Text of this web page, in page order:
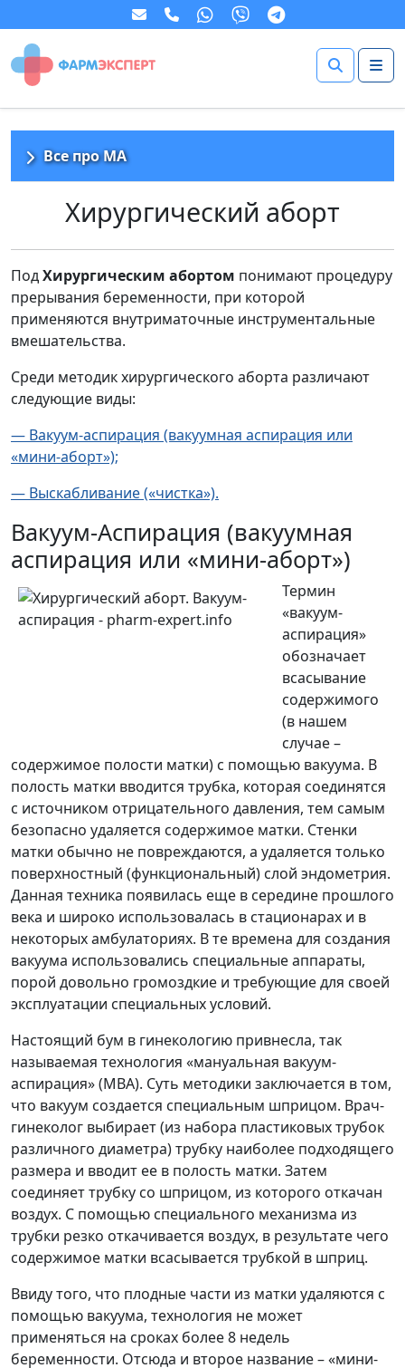
Все про МА
Хирургический аборт
ПодХирургическим абортом понимают процедуру
прерывания беременности, при которой
применяются внутриматочные инструментальные
вмешательства.
Среди методик хирургического аборта различают
следующие виды:
— Вакуум-аспирация (вакуумная аспирация или
«мини-аборт»);
— Выскабливание («чистка»).
Вакуум-Аспирация (вакуумная
аспирация или «мини-аборт»)
Термин
«вакуум-
аспирация»
обозначает
всасывание
содержимого
(в нашем
случае –
содержимое полости матки) с помощью вакуума. В
полость матки вводится трубка, которая соединятся
с источником отрицательного давления, тем самым
безопасно удаляется содержимое матки. Стенки
матки обычно не повреждаются, а удаляется только
поверхностный (функциональный) слой эндометрия.
Данная техника появилась еще в середине прошлого
века и широко использовалась в стационарах и в
некоторых амбулаториях. В те времена для создания
вакуума использовались специальные аппараты,
порой довольно громоздкие и требующие для своей
эксплуатации специальных условий.
Настоящий бум в гинекологию привнесла, так
называемая технология «мануальная вакуум-
аспирация» (МВА). Суть методики заключается в том,
что вакуум создается специальным шприцом. Врач-
гинеколог выбирает (из набора пластиковых трубок
различного диаметра) трубку наиболее подходящего
размера и вводит ее в полость матки. Затем
соединяет трубку со шприцом, из которого откачан
воздух. С помощью специального механизма из
трубки резко откачивается воздух, в результате чего
содержимое матки всасывается трубкой в шприц.
Ввиду того, что плодные части из матки удаляются с
помощью вакуума, технология не может
применяться на сроках более 8 недель
беременности. Отсюда и второе название – «мини-